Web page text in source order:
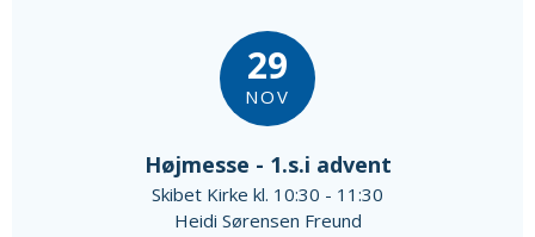
29
NOV
Højmesse - 1.s.i advent
Skibet Kirke kl. 10:30 - 11:30
Heidi Sørensen Freund